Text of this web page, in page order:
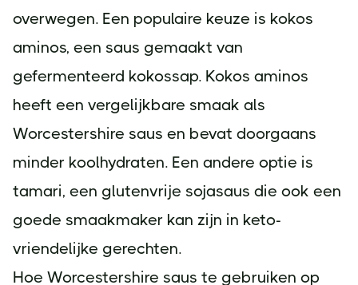
overwegen. Een populaire keuze is kokos
aminos, een saus gemaakt van
gefermenteerd kokossap. Kokos aminos
heeft een vergelijkbare smaak als
Worcestershire saus en bevat doorgaans
minder koolhydraten. Een andere optie is
tamari, een glutenvrije sojasaus die ook een
goede smaakmaker kan zijn in keto-
vriendelijke gerechten.
Hoe Worcestershire saus te gebruiken op